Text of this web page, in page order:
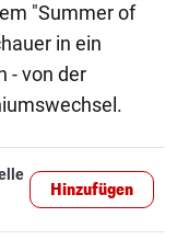
"Summer of
in ein
- von der
Hinzufügen